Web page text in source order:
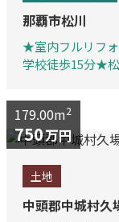
那覇市松川
★室内フルリフ
学校徒歩15分★
近くに所在し琉
す♪
179.00m2
750万円
土地
中頭郡中城村久